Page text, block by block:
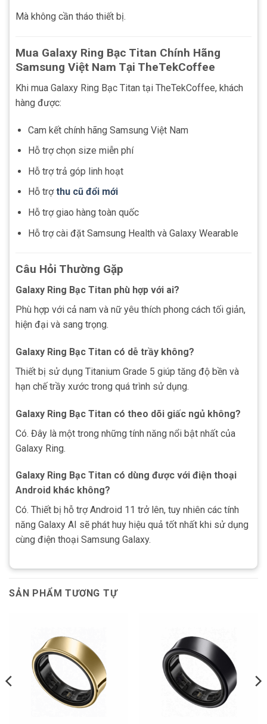
Mà không cần tháo thiết bị.
Mua Galaxy Ring Bạc Titan Chính Hãng
Samsung Việt Nam Tại TheTekCoffee
Khi mua Galaxy Ring Bạc Titan tại TheTekCoffee, khách
hàng được:
Cam kết chính hãng Samsung Việt Nam
Hỗ trợ chọn size miễn phí
Hỗ trợ trả góp linh hoạt
Hỗ trợthu cũ đổi mới
Hỗ trợ giao hàng toàn quốc
Hỗ trợ cài đặt Samsung Health và Galaxy Wearable
Câu Hỏi Thường Gặp
Galaxy Ring Bạc Titan phù hợp với ai?
Phù hợp với cả nam và nữ yêu thích phong cách tối giản,
hiện đại và sang trọng.
Galaxy Ring Bạc Titan có dễ trầy không?
Thiết bị sử dụng Titanium Grade 5 giúp tăng độ bền và
hạn chế trầy xước trong quá trình sử dụng.
Galaxy Ring Bạc Titan có theo dõi giấc ngủ không?
Có. Đây là một trong những tính năng nổi bật nhất của
Galaxy Ring.
Galaxy Ring Bạc Titan có dùng được với điện thoại
Android khác không?
Có. Thiết bị hỗ trợ Android 11 trở lên, tuy nhiên các tính
năng Galaxy AI sẽ phát huy hiệu quả tốt nhất khi sử dụng
cùng điện thoại Samsung Galaxy.
SẢN PHẨM TƯƠNG TỰ